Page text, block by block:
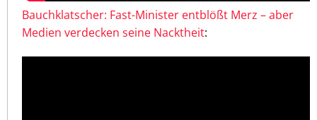
Bauchklatscher: Fast-Minister entblößt Merz – aber
Medien verdecken seine Nacktheit: